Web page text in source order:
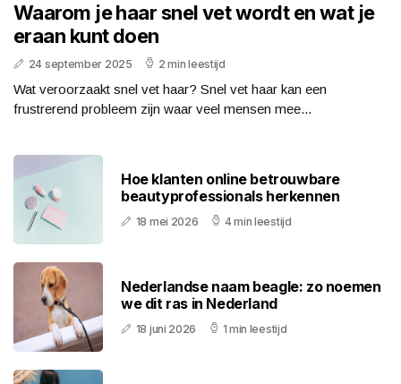
Waarom je haar snel vet wordt en wat je
eraan kunt doen
24 september 2025 2 min leestijd
Wat veroorzaakt snel vet haar? Snel vet haar kan een
frustrerend probleem zijn waar veel mensen mee...
Hoe klanten online betrouwbare
beautyprofessionals herkennen
18 mei 2026 4 min leestijd
Nederlandse naam beagle: zo noemen
we dit ras in Nederland
18 juni 2026 1 min leestijd